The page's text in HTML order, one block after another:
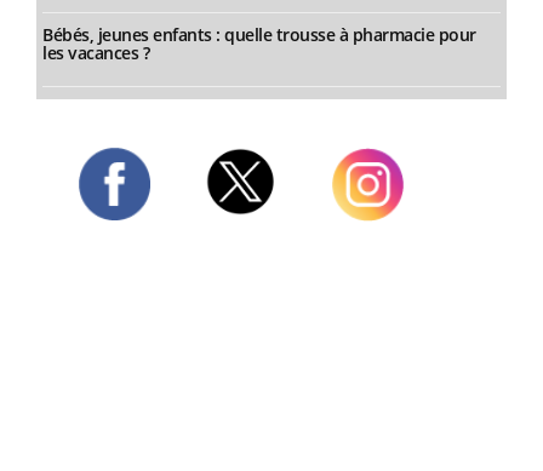
Bébés, jeunes enfants : quelle trousse à pharmacie pour
les vacances ?